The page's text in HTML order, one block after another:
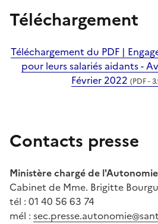
Téléchargement
Téléchargement du PDF |
pour leurs salariés aidants -
Février 2022 (PDF -
Contacts presse
Ministère chargé de l'Autonomie
Cabinet de Mme. Brigitte
tél : 01 40 56 63 74
mél :